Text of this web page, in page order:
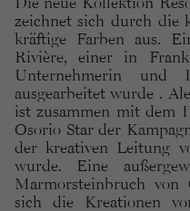
zeichnet sich durch die
kräftige Farben aus.
Rivière, einer in
Unternehmerin und
ausgearbeitet wurde .
ist zusammen mit dem
Osorio Star der
der kreativen Leitung
wurde. Eine
Marmorsteinbruch von
sich die Kreationen